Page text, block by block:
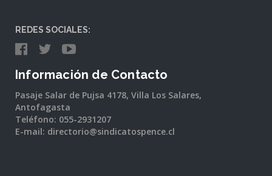
REDES SOCIALES:
Información de Contacto
Pasaje Salar de Pujsa 4178, Villa Los Salares,
Antofagasta
Teléfono: 055-2931207
E-mail: directorio@sindicatospence.cl